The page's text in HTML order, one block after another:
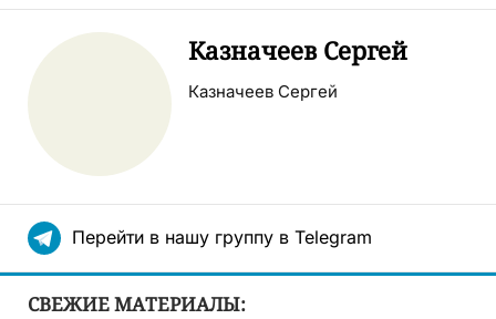
Казначеев Сергей
Казначеев Сергей
Перейти в нашу группу в Telegram
СВЕЖИЕ МАТЕРИАЛЫ: